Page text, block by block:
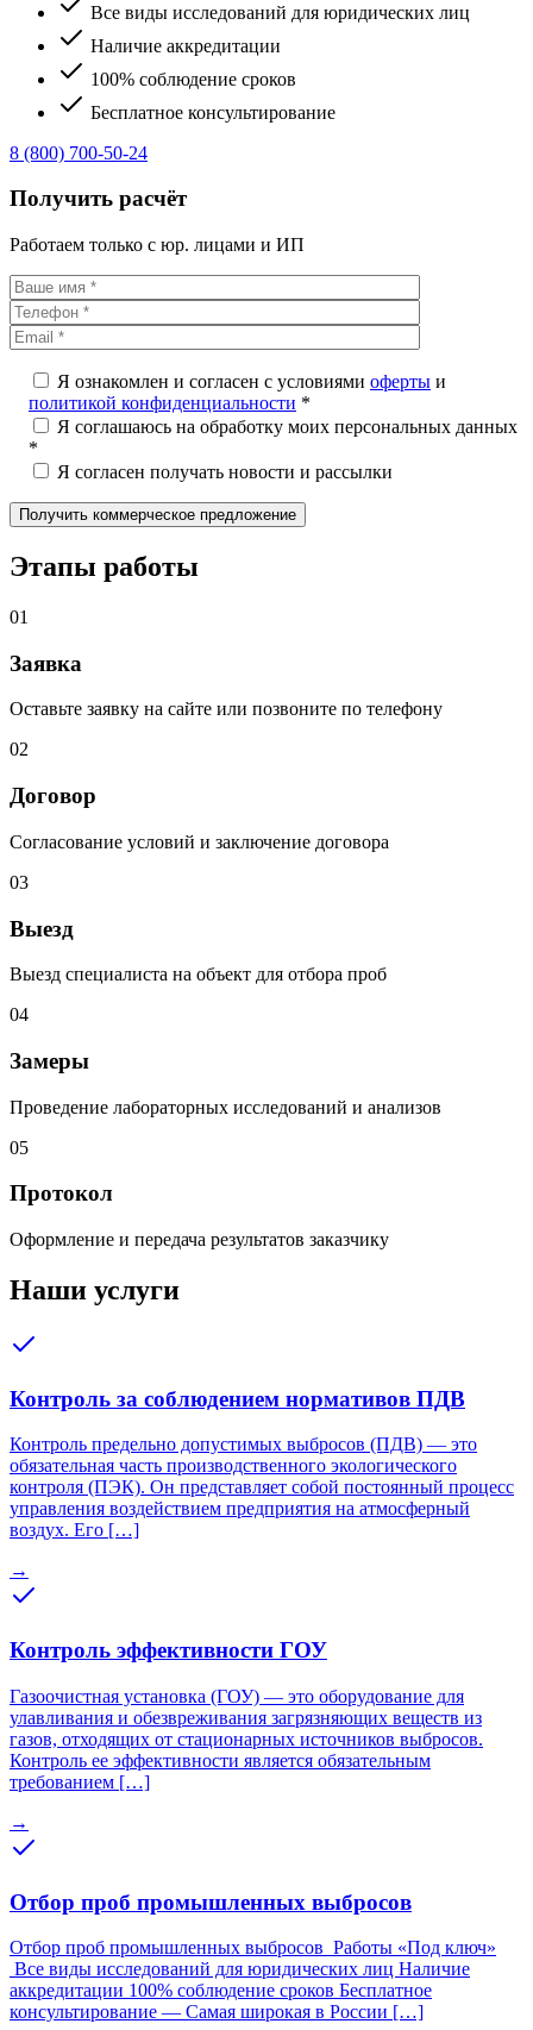
Все виды исследований для юридических лиц
Наличие аккредитации
100% соблюдение сроков
Бесплатное консультирование
8 (800) 700-50-24
Получить расчёт
Работаем только с юр. лицами и ИП
Я ознакомлен и согласен с условиями оферты и
политикой конфиденциальности *
Я соглашаюсь на обработку моих персональных данных
*
Я согласен получать новости и рассылки
Этапы работы
01
Заявка
Оставьте заявку на сайте или позвоните по телефону
02
Договор
Согласование условий и заключение договора
03
Выезд
Выезд специалиста на объект для отбора проб
04
Замеры
Проведение лабораторных исследований и анализов
05
Протокол
Оформление и передача результатов заказчику
Наши услуги
Контроль за соблюдением нормативов ПДВ
Контроль предельно допустимых выбросов (ПДВ) — это
обязательная часть производственного экологического
контроля (ПЭК). Он представляет собой постоянный процесс
управления воздействием предприятия на атмосферный
воздух. Его […]
→
Контроль эффективности ГОУ
Газоочистная установка (ГОУ) — это оборудование для
улавливания и обезвреживания загрязняющих веществ из
газов, отходящих от стационарных источников выбросов.
Контроль ее эффективности является обязательным
требованием […]
→
Отбор проб промышленных выбросов
Отбор проб промышленных выбросов Работы «Под ключ»
Все виды исследований для юридических лиц Наличие
аккредитации 100% соблюдение сроков Бесплатное
консультирование — Самая широкая в России […]